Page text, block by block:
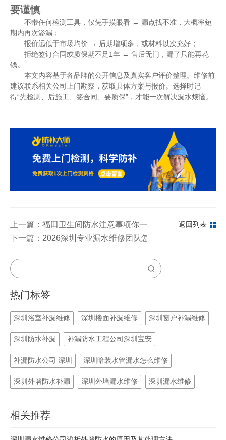
要谨慎
不带任何检测工具，仅凭手摸眼看 → 漏点找不准，大概率短
期内再次渗漏；
报价远低于市场均价 → 后期增项多，或材料以次充好；
拒绝签订合同或质保期不足1年 → 售后无门，漏了只能再花
钱。
本文内容基于各品牌的公开信息及真实客户评价整理。维修前
建议联系相关公司上门勘察，获取具体方案与报价。选择时记
得“先检测、后施工、签合同、要质保”，才能一次解决漏水烦恼。
上一篇：福田卫生间防水注意事项你一定要知道返回列表
下一篇：2026深圳专业漏水维修团队怎么找？看完本文的对
热门标签
深圳浴室补漏维修 深圳楼面补漏维修 深圳窗户补漏维修
深圳防水补漏 补漏防水工程公司深圳宝安
补漏防水公司 深圳 深圳暗装水管漏水怎么维修
深圳外墙防水补漏 深圳外墙漏水维修 深圳漏水维修
相关推荐